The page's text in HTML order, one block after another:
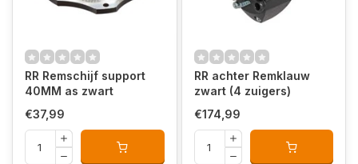
RR Remschijf support
40MM as zwart
€37,99
RR achter Remklauw
zwart (4 zuigers)
€174,99